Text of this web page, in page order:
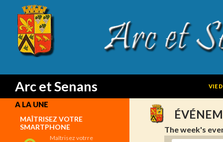
Arc et Senans
Search
VIE
The week's
A LA UNE
MAÎTRISEZ VOTRE
SMARTPHONE
Maîtrisez votrre